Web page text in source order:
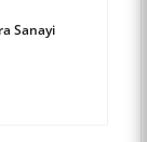
Sanayi